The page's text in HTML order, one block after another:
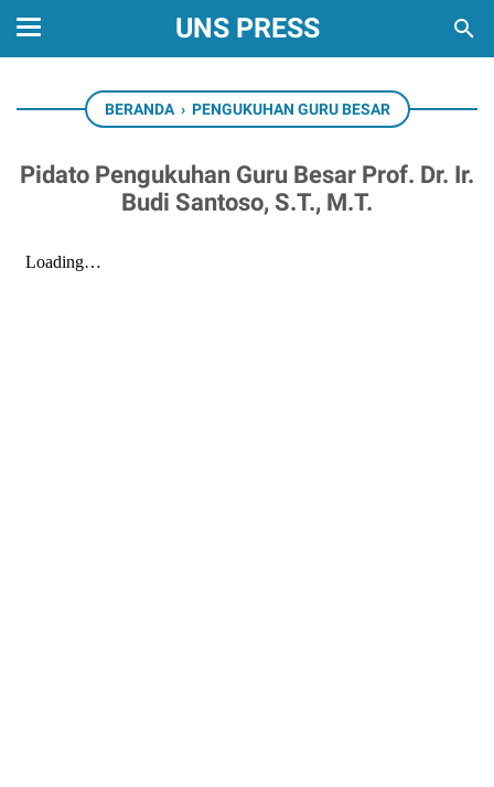
UNS PRESS
BERANDA › PENGUKUHAN GURU BESAR
Pidato Pengukuhan Guru Besar Prof. Dr. Ir.
Budi Santoso, S.T., M.T.